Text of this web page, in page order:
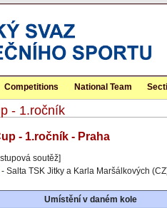
Competitions National Team
- 1.ročník
- 1.ročník - Praha
soutěž]
- Salta TSK Jitky a Karla Maršálkových
Umístění v daném kole